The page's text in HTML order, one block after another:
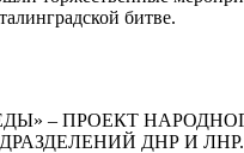
битве.
– ПРОЕКТ
ДНР И ЛНР.